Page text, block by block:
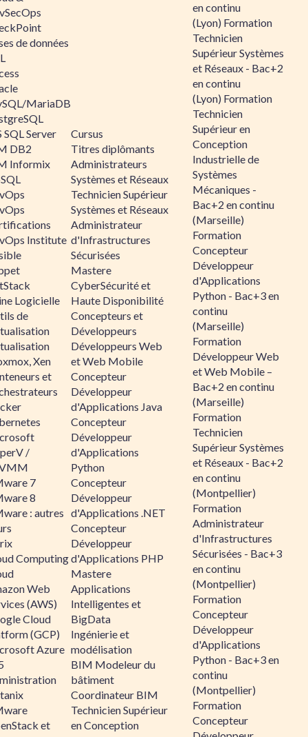
de données
MariaDB
SQL Server
DB2
Informix
Institute
Logicielle
de
Xen
et
/
7
8
: autres
Computing
Web
(AWS)
Cloud
(GCP)
Azure
et
Cursus
Titres diplômants
Administrateurs
Systèmes et Réseaux
Technicien Supérieur
Systèmes et Réseaux
Administrateur
d'Infrastructures
Sécurisées
Mastere
CyberSécurité et
Haute Disponibilité
Concepteurs et
Développeurs
Développeurs Web
et Web Mobile
Concepteur
Développeur
d'Applications Java
Concepteur
Développeur
d'Applications
Python
Concepteur
Développeur
d'Applications .NET
Concepteur
Développeur
d'Applications PHP
Mastere
Applications
Intelligentes et
BigData
Ingénierie et
modélisation
BIM Modeleur du
bâtiment
Coordinateur BIM
Technicien Supérieur
en Conception
en continu
(Lyon) Formation
Technicien
Supérieur Systèmes
et Réseaux - Bac+2
en continu
(Lyon) Formation
Technicien
Supérieur en
Conception
Industrielle de
Systèmes
Mécaniques -
Bac+2 en continu
(Marseille)
Formation
Concepteur
Développeur
d'Applications
Python - Bac+3 en
continu
(Marseille)
Formation
Développeur Web
et Web Mobile –
Bac+2 en continu
(Marseille)
Formation
Technicien
Supérieur Systèmes
et Réseaux - Bac+2
en continu
(Montpellier)
Formation
Administrateur
d'Infrastructures
Sécurisées - Bac+3
en continu
(Montpellier)
Formation
Concepteur
Développeur
d'Applications
Python - Bac+3 en
continu
(Montpellier)
Formation
Concepteur